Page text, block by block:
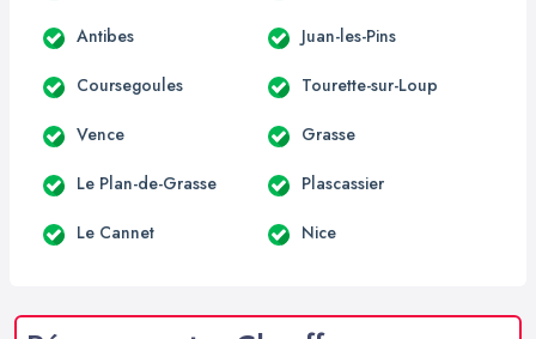
Antibes Juan-les-Pins
Coursegoules Tourette-sur-Loup
Vence Grasse
Le Plan-de-Grasse Plascassier
Le Cannet Nice